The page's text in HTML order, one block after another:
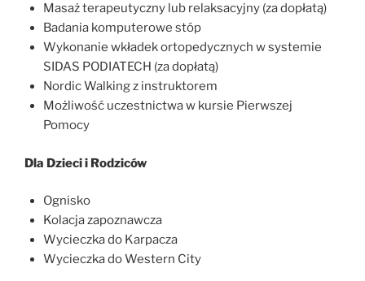
Masaż terapeutyczny lub relaksacyjny (za dopłatą)
Badania komputerowe stóp
Wykonanie wkładek ortopedycznych w systemie
SIDAS PODIATECH (za dopłatą)
Nordic Walking z instruktorem
Możliwość uczestnictwa w kursie Pierwszej
Pomocy
Dla Dzieci i Rodziców
Ognisko
Kolacja zapoznawcza
Wycieczka do Karpacza
Wycieczka do Western City